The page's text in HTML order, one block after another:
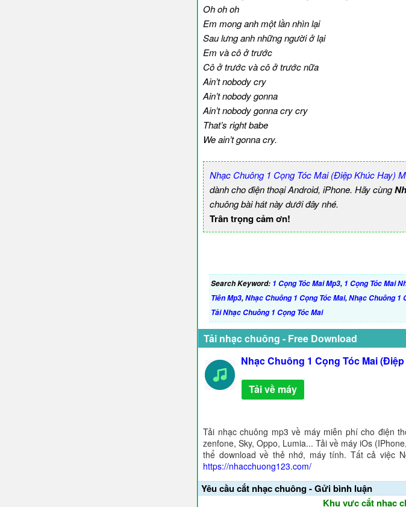
Oh oh oh
Em mong anh một lần nhìn lại
Sau lưng anh những người ở lại
Em và cô ở trước
Cô ở trước và cô ở trước nữa
Ain’t nobody cry
Ain’t nobody gonna
Ain’t nobody gonna cry cry
That’s right babe
We ain’t gonna cry.
Nhạc Chuông 1 Cọng Tóc Mai (Điệp Khúc Hay)
dành cho điện thoại Android, iPhone. Hãy cùng
chuông bài hát này dưới đây nhé.
Trân trọng cảm ơn!
Search Keyword: 1 Cọng Tóc Mai Mp3, 1 Cọng Tóc Mai
Tiên Mp3,Nhạc Chuông 1 Cọng Tóc Mai,Nhạc Chuông 1
Tải Nhạc Chuông 1 Cọng Tóc Mai
Tải nhạc chuông - Free Download
Nhạc Chuông 1 Cọng Tóc Mai
Tải về máy
Tải nhạc chuông mp3 về máy miễn phí cho điện
zenfone, Sky, Oppo, Lumia... Tải về máy iOs
thể download về thẻ nhớ, máy tính. Tất cả việc
https://nhacchuong123.com/
Yêu cầu cắt nhạc chuông - Gửi bình luận
Khu vực cắt nhạc